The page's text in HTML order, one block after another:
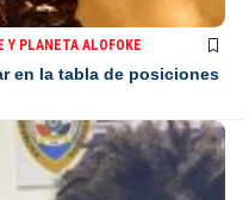
Y PLANETA ALOFOKE
en la tabla de posiciones